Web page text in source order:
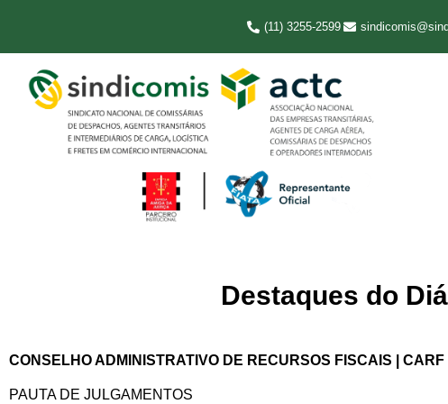
(11) 3255-2599
Destaques do
CONSELHO ADMINISTRATIVO DE RECURSOS FISCAIS | CARF
PAUTA DE JULGAMENTOS